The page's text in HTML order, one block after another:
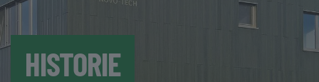
HISTORIE